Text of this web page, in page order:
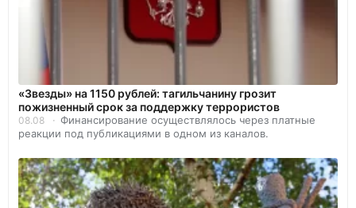
«Звезды» на 1150 рублей: тагильчанину грозит
пожизненный срок за поддержку террористов
08.08
Финансирование осуществлялось через платные
реакции под публикациями в одном из каналов.